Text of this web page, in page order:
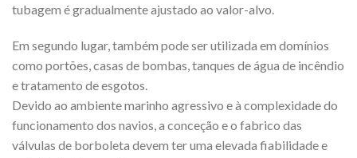
tubagem é gradualmente ajustado ao valor-alvo.
Em segundo lugar, também pode ser utilizada em domínios
como portões, casas de bombas, tanques de água de incêndio
e tratamento de esgotos.
Devido ao ambiente marinho agressivo e à complexidade do
funcionamento dos navios, a conceção e o fabrico das
válvulas de borboleta devem ter uma elevada fiabilidade e